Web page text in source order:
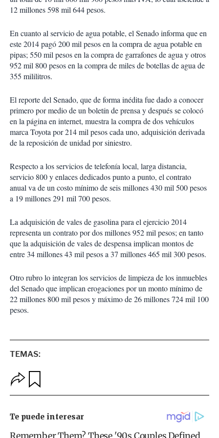
12 millones 598 mil 644 pesos.
En cuanto al servicio de agua potable, el Senado informa que en
este 2014 pagó 200 mil pesos en la compra de agua potable en
pipas; 550 mil pesos en la compra de garrafones de agua y otros
952 mil 800 pesos en la compra de miles de botellas de agua de
355 mililitros.
El reporte del Senado, que de forma inédita fue dado a conocer
primero por medio de un boletín de prensa y después se colocó
en la página en internet, muestra la compra de dos vehículos
marca Toyota por 214 mil pesos cada uno, adquisición derivada
de la reposición de unidad por siniestro.
Respecto a los servicios de telefonía local, larga distancia,
servicio 800 y enlaces dedicados punto a punto, el contrato
anual va de un costo mínimo de seis millones 430 mil 500 pesos
a 19 millones 291 mil 700 pesos.
La adquisición de vales de gasolina para el ejercicio 2014
representa un contrato por dos millones 952 mil pesos; en tanto
que la adquisición de vales de despensa implican montos de
entre 34 millones 43 mil pesos a 37 millones 465 mil 300 pesos.
Otro rubro lo integran los servicios de limpieza de los inmuebles
del Senado que implican erogaciones por un monto mínimo de
22 millones 800 mil pesos y máximo de 26 millones 724 mil 100
pesos.
TEMAS:
p
i
o
r
d